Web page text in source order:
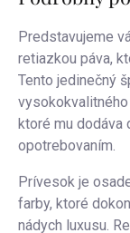
Predstavujeme
retiazkou páva,
Tento jedinečný
ktoré mu dodáva
opotrebovaním.
Prívesok je
farby, ktoré
nádych luxusu.